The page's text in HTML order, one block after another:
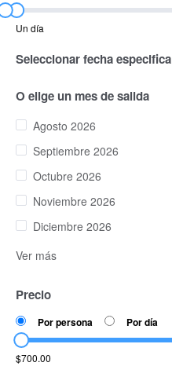
Un día
Seleccionar fecha especifica
O elige un mes de salida
Agosto 2026
Septiembre 2026
Octubre 2026
Noviembre 2026
Diciembre 2026
Ver más
Precio
Por persona Por día
$700.00